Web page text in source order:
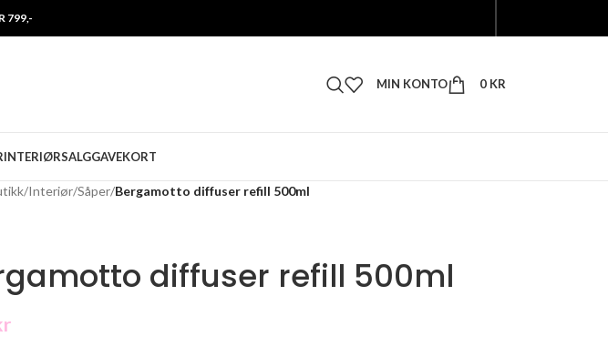
799,-
MIN KONTO 0 KR
INTERIØRSALGGAVEKORT
/Interiør/Såper/Bergamotto diffuser refill 500ml
diffuser refill 500ml